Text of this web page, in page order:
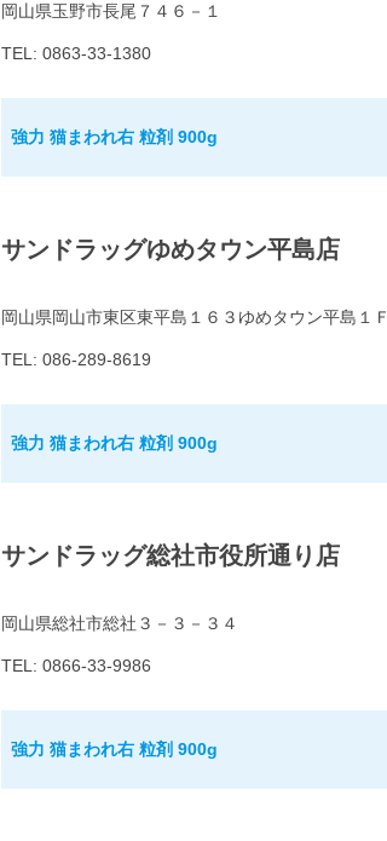
岡山県玉野市長尾７４６－１
TEL: 0863-33-1380
強力 猫まわれ右 粒剤 900g
サンドラッグゆめタウン平島店
岡山県岡山市東区東平島１６３ゆめタウン平島１Ｆ
TEL: 086-289-8619
強力 猫まわれ右 粒剤 900g
サンドラッグ総社市役所通り店
岡山県総社市総社３－３－３４
TEL: 0866-33-9986
強力 猫まわれ右 粒剤 900g